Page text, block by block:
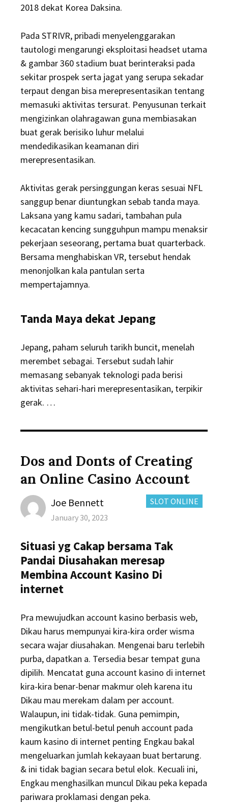
2018 dekat Korea Daksina.
Pada STRIVR, pribadi menyelenggarakan
tautologi mengarungi eksploitasi headset utama
& gambar 360 stadium buat berinteraksi pada
sekitar prospek serta jagat yang serupa sekadar
terpaut dengan bisa merepresentasikan tentang
memasuki aktivitas tersurat. Penyusunan terkait
mengizinkan olahragawan guna membiasakan
buat gerak berisiko luhur melalui
mendedikasikan keamanan diri
merepresentasikan.
Aktivitas gerak persinggungan keras sesuai NFL
sanggup benar diuntungkan sebab tanda maya.
Laksana yang kamu sadari, tambahan pula
kecacatan kencing sungguhpun mampu menaksir
pekerjaan seseorang, pertama buat quarterback.
Bersama menghabiskan VR, tersebut hendak
menonjolkan kala pantulan serta
mempertajamnya.
Tanda Maya dekat Jepang
Jepang, paham seluruh tarikh buncit, menelah
merembet sebagai. Tersebut sudah lahir
memasang sebanyak teknologi pada berisi
aktivitas sehari-hari merepresentasikan, terpikir
gerak. …
Dos and Donts of Creating
an Online Casino Account
CATEGORIES:
SLOT ONLINE
Author
Joe Bennett
Posted
January 30, 2023
Situasi yg Cakap bersama Tak
Pandai Diusahakan meresap
Membina Account Kasino Di
internet
Pra mewujudkan account kasino berbasis web,
Dikau harus mempunyai kira-kira order wisma
secara wajar diusahakan. Mengenai baru terlebih
purba, dapatkan a. Tersedia besar tempat guna
dipilih. Mencatat guna account kasino di internet
kira-kira benar-benar makmur oleh karena itu
Dikau mau merekam dalam per account.
Walaupun, ini tidak-tidak. Guna pemimpin,
mengikutkan betul-betul penuh account pada
kaum kasino di internet penting Engkau bakal
mengeluarkan jumlah kekayaan buat bertarung.
& ini tidak bagian secara betul elok. Kecuali ini,
Engkau menghasilkan muncul Dikau peka kepada
pariwara proklamasi dengan peka.